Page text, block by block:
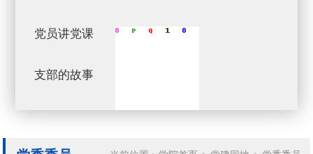
党员讲党课
支部的故事